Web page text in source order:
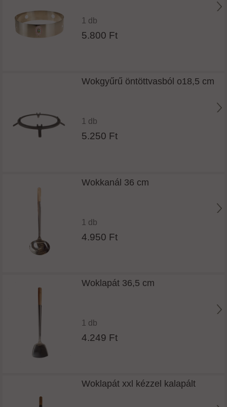
1 db
5.800 Ft
Wokgyűrű öntöttvasból o18,5 cm
1 db
5.250 Ft
Wokkanál 36 cm
1 db
4.950 Ft
Woklapát 36,5 cm
1 db
4.249 Ft
Woklapát xxl kézzel kalapált